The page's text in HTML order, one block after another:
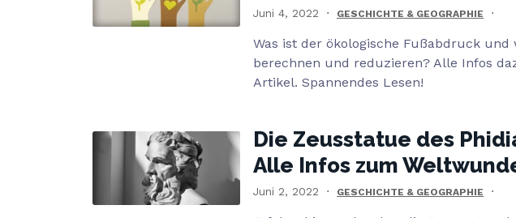
Juni 4, 2022 GESCHICHTE & GEOGRAPHIE
Was ist der ökologische Fußabdruck und
berechnen und reduzieren? Alle Infos
Artikel. Spannendes Lesen!
Die Zeusstatue des
Alle Infos zum
Juni 2, 2022 GESCHICHTE & GEOGRAPHIE